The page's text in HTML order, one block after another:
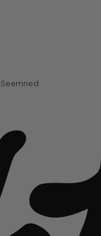
Seemned